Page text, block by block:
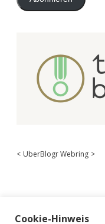
< UberBlogr Webring >
Cookie-Hinweis